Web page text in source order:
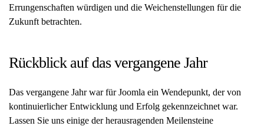
Errungenschaften würdigen und die Weichenstellungen für die
Zukunft betrachten.
Rückblick auf das vergangene Jahr
Das vergangene Jahr war für Joomla ein Wendepunkt, der von
kontinuierlicher Entwicklung und Erfolg gekennzeichnet war.
Lassen Sie uns einige der herausragenden Meilensteine